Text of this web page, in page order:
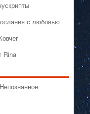
с любовью
Rina